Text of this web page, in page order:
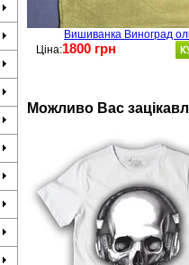
Вишиванка Виноград
Ціна:1800 грн
Можливо Вас